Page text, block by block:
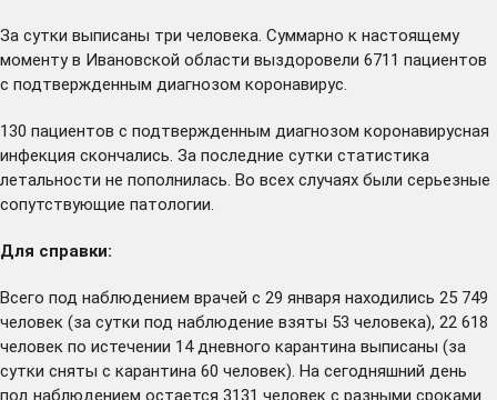
За сутки выписаны три человека. Суммарно к настоящему
моменту в Ивановской области выздоровели 6711 пациентов
с подтвержденным диагнозом коронавирус.
130 пациентов с подтвержденным диагнозом коронавирусная
инфекция скончались. За последние сутки статистика
летальности не пополнилась. Во всех случаях были серьезные
сопутствующие патологии.
Для справки:
Всего под наблюдением врачей с 29 января находились 25 749
человек (за сутки под наблюдение взяты 53 человека), 22 618
человек по истечении 14 дневного карантина выписаны (за
сутки сняты с карантина 60 человек). На сегодняшний день
под наблюдением остается 3131 человек с разными сроками